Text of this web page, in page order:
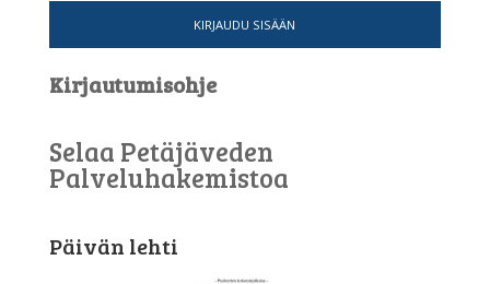
KIRJAUDU SISÄÄN
Kirjautumisohje
Selaa Petäjäveden
Palveluhakemistoa
Päivän lehti